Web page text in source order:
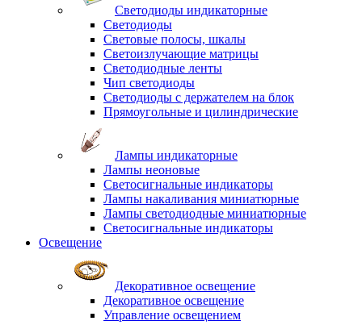
Светодиоды индикаторные
Светодиоды
Световые полосы, шкалы
Светоизлучающие матрицы
Светодиодные ленты
Чип светодиоды
Светодиоды с держателем на блок
Прямоугольные и цилиндрические
Лампы индикаторные
Лампы неоновые
Светосигнальные индикаторы
Лампы накаливания миниатюрные
Лампы светодиодные миниатюрные
Светосигнальные индикаторы
Освещение
Декоративное освещение
Декоративное освещение
Управление освещением